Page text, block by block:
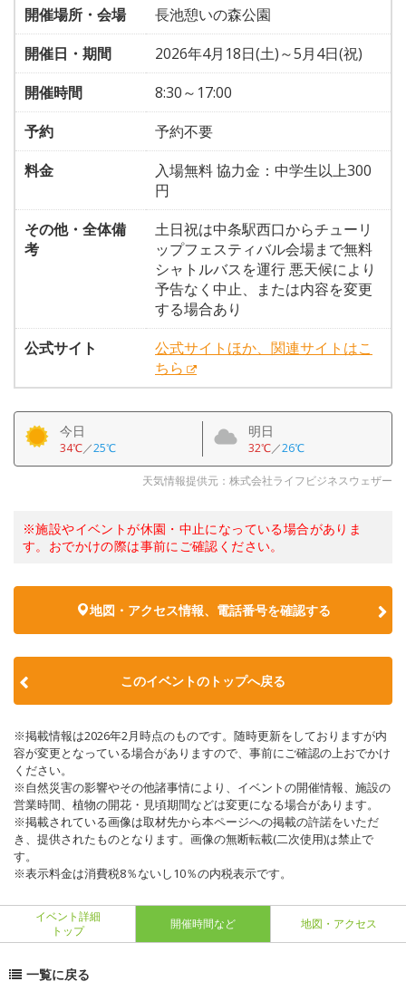
開催場所・会場
長池憩いの森公園
開催日・期間
2026年4月18日(土)～5月4日(祝)
開催時間
8:30～17:00
予約
予約不要
料金
入場無料 協力金：中学生以上300
円
その他・全体備
考
土日祝は中条駅西口からチューリ
ップフェスティバル会場まで無料
シャトルバスを運行 悪天候により
予告なく中止、または内容を変更
する場合あり
公式サイト
公式サイトほか、関連サイトはこ
ちら
今日
34℃／25℃
明日
32℃／26℃
天気情報提供元：株式会社ライフビジネスウェザー
※施設やイベントが休園・中止になっている場合がありま
す。おでかけの際は事前にご確認ください。
地図・アクセス情報、電話番号を確認する
このイベントのトップへ戻る
※掲載情報は2026年2月時点のものです。随時更新をしておりますが内
容が変更となっている場合がありますので、事前にご確認の上おでかけ
ください。
※自然災害の影響やその他諸事情により、イベントの開催情報、施設の
営業時間、植物の開花・見頃期間などは変更になる場合があります。
※掲載されている画像は取材先から本ページへの掲載の許諾をいただ
き、提供されたものとなります。画像の無断転載(二次使用)は禁止で
す。
※表示料金は消費税8％ないし10％の内税表示です。
イベント詳細
トップ
開催時間など 地図・アクセス
一覧に戻る